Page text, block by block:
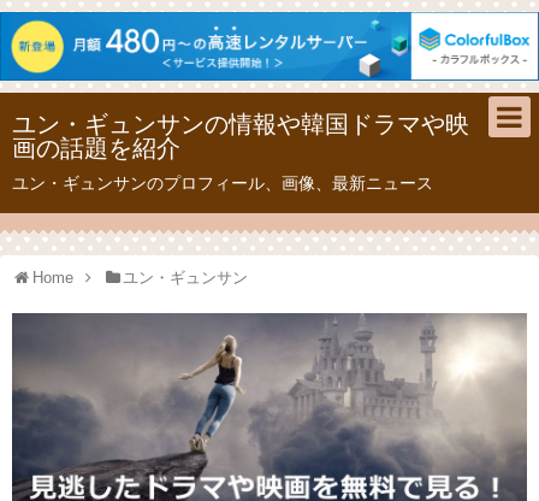
ユン・ギュンサンの情報や韓国ドラマや映
画の話題を紹介
ユン・ギュンサンのプロフィール、画像、最新ニュース
Home ユン・ギュンサン